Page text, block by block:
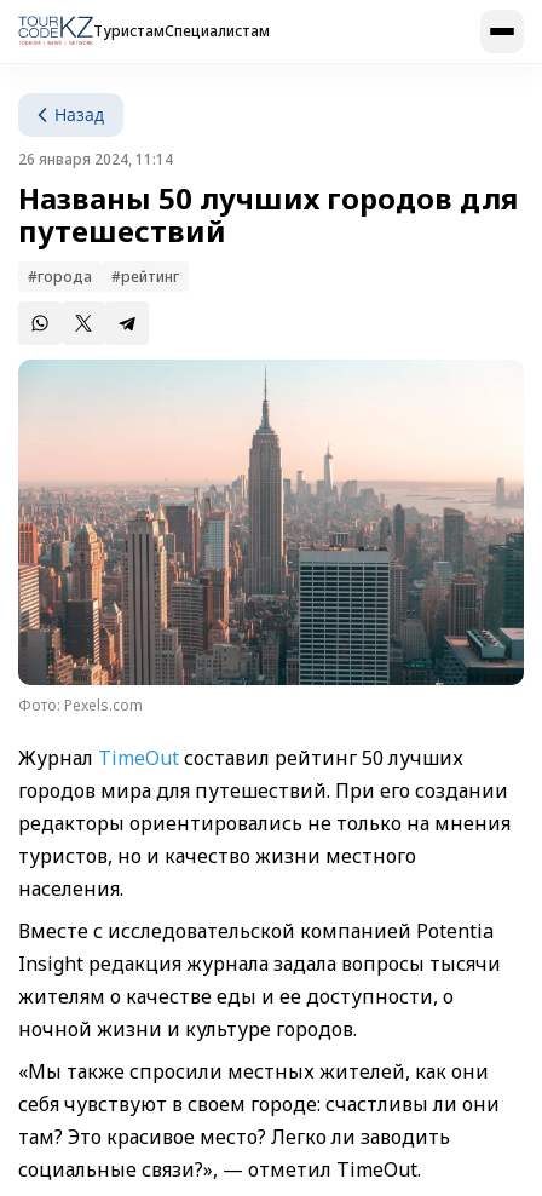
ТуристамСпециалистам
Назад
26 января 2024, 11:14
Названы 50 лучших городов для
путешествий
#города #рейтинг
Фото: Pexels.com
Журнал TimeOutсоставил рейтинг 50 лучших
городов мира для путешествий. При его создании
редакторы ориентировались не только на мнения
туристов, но и качество жизни местного
населения.
Вместе с исследовательской компанией Potentia
Insight редакция журнала задала вопросы тысячи
жителям о качестве еды и ее доступности, о
ночной жизни и культуре городов.
«Мы также спросили местных жителей, как они
себя чувствуют в своем городе: счастливы ли они
там? Это красивое место? Легко ли заводить
социальные связи?», — отметил TimeOut.